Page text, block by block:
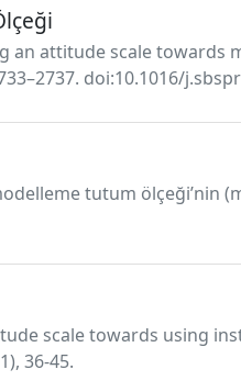
an attitude scale
doi:10.1016/
tutum ölçeği’nin
scale towards using
36-45.